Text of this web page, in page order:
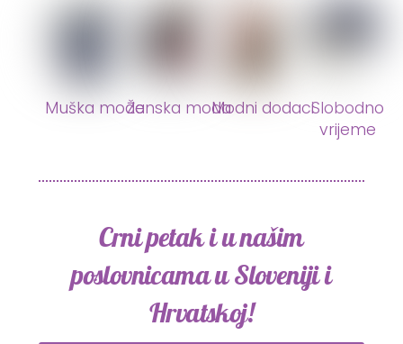
Muška modaŽenska modaModni dodaciSlobodno
vrijeme
Crni petak i u našim
poslovnicama u Sloveniji i
Hrvatskoj!